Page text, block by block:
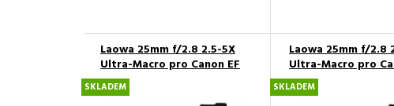
Laowa 25mm f/2.8 2.5-5X
Ultra-Macro pro Canon EF
SKLADEM
Laowa 25mm f/2.8
Ultra-Macro pro
SKLADEM